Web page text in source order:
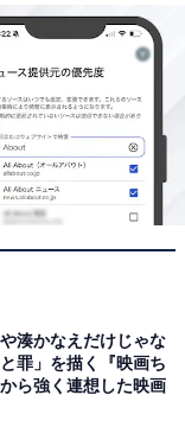
る、散策にぴっ
す。
がいっぱいある
たくさんあるか
る姿と、地下街
女性）」などの
皇居周辺」が人
湊かなえだけじゃな
罪」を描く『映画ち
ら強く連想した映画